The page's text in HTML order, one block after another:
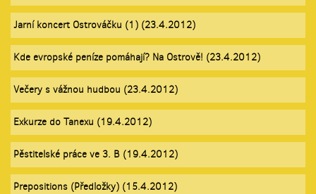
Jarní koncert Ostrováčku (1) (23.4.2012)
Kde evropské peníze pomáhají? Na Ostrově! (23.4.2012)
Večery s vážnou hudbou (23.4.2012)
Exkurze do Tanexu (19.4.2012)
Pěstitelské práce ve 3. B (19.4.2012)
Prepositions (Předložky) (15.4.2012)